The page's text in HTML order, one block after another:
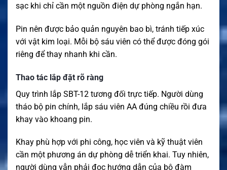
sạc khi chỉ cần một nguồn điện dự phòng ngắn hạn.
Pin nên được bảo quản nguyên bao bì, tránh tiếp xúc
với vật kim loại. Mỗi bộ sáu viên có thể được đóng gói
riêng để thay nhanh khi cần.
Thao tác lắp đặt rõ ràng
Quy trình lắp SBT-12 tương đối trực tiếp. Người dùng
tháo bộ pin chính, lắp sáu viên AA đúng chiều rồi đưa
khay vào khoang pin.
Khay phù hợp với phi công, học viên và kỹ thuật viên
cần một phương án dự phòng dễ triển khai. Tuy nhiên,
người dùng vẫn phải đọc hướng dẫn của bộ đàm